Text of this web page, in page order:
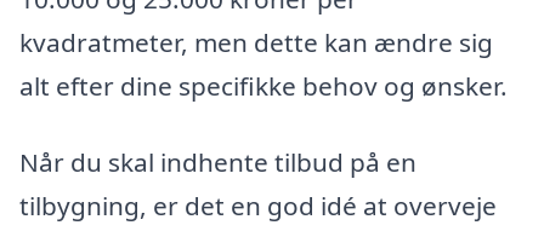
kvadratmeter, men dette kan ændre sig
alt efter dine specifikke behov og ønsker.
Når du skal indhente tilbud på en
tilbygning, er det en god idé at overveje